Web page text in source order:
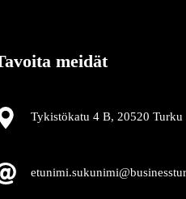
meidät
Tykistökatu 4 B, 20520 Turku